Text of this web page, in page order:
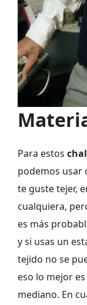
Para estos
podemos usar
te guste tejer,
cualquiera,
es más
y si usas un
tejido no se
eso lo mejor
mediano. En